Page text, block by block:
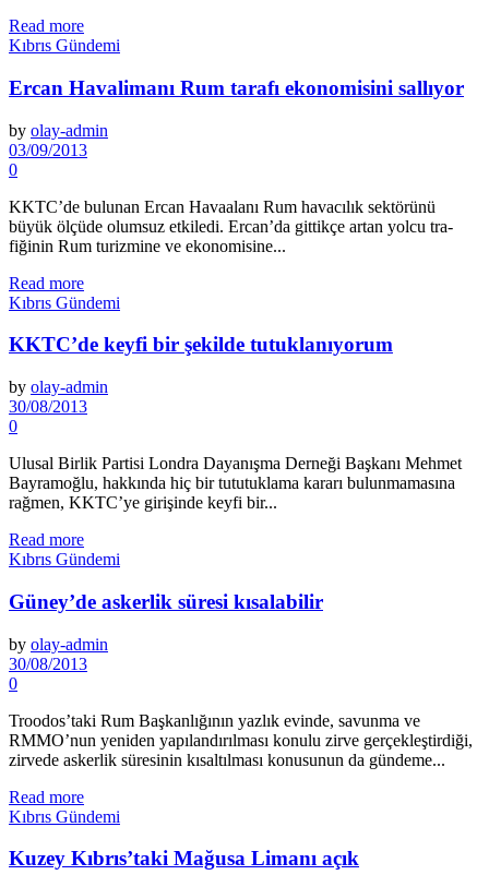
Read more
Kıbrıs Gündemi
Ercan Havalimanı Rum tarafı ekonomisini sallıyor
by olay-admin
03/09/2013
0
KKTC’de bulunan Ercan Havaa­lanı Rum havacılık sektörünü
büyük ölçüde olumsuz etkiledi. Ercan’da gittikçe artan yolcu tra­
fiğinin Rum turizmine ve ekonomi­sine...
Read more
Kıbrıs Gündemi
KKTC’de keyfi bir şekilde tutuklanıyorum
by olay-admin
30/08/2013
0
Ulusal Birlik Partisi Londra Da­yanışma Derneği Başkanı Mehmet
Bayramoğlu, hakkında hiç bir tu­tutuklama kararı bulunmamasına
rağmen, KKTC’ye girişinde keyfi bir...
Read more
Kıbrıs Gündemi
Güney’de askerlik süresi kısalabilir
by olay-admin
30/08/2013
0
Troodos’taki Rum Başkanlığının yazlık evinde, savunma ve
RMMO’nun yeniden yapılandırılması konulu zirve ger­çekleştirdiği,
zirvede askerlik sü­resinin kısaltılması konusunun da gündeme...
Read more
Kıbrıs Gündemi
Kuzey Kıbrıs’taki Mağusa Limanı açık